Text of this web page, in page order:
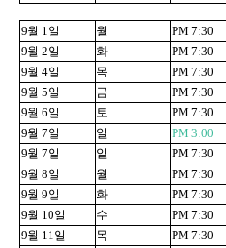
9월 1일 월
PM 7:30
9월 2일 화
PM 7:30
9월 4일 목
PM 7:30
9월 5일 금
PM 7:30
9월 6일 토
PM 7:30
9월 7일 일
PM 3:00
9월 7일 일
PM 7:30
9월 8일 월
PM 7:30
9월 9일 화
PM 7:30
9월 10일 수
PM 7:30
9월 11일 목
PM 7:30